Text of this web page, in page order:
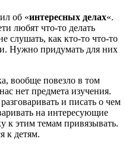
об «интересных делах«.
любят что-то делать
слушать, как кто-то что-то
Нужно придумать для них
вообще повезло в том
нет предмета изучения.
и писать о чем
на интересующие
к этим темам привязывать.
к детям.